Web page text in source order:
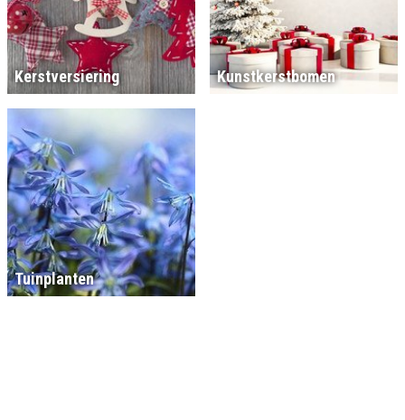
Kerstversiering Kunstkerstbomen
Tuinplanten